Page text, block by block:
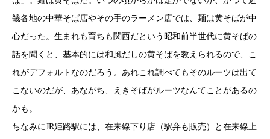
畿各地の中華そば店やその手のラーメン店では、麺は黄そばが中
心だった。生まれも育ちも関西だという昭和前半世代に黄そばの
話を聞くと、基本的には和風だしの黄そばを教えられるので、こ
れがデフォルトなのだろう。あれこれ調べてもそのルーツは出て
こないのだが、あながち、えきそばがルーツなんてことがあるの
かも。
ちなみにJR姫路駅には、在来線下り店（駅弁も販売）と在来線上